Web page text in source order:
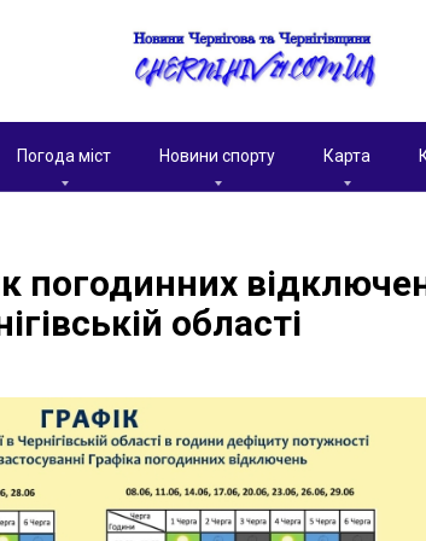
Погода міст Новини спорту Карта
погодинних
області